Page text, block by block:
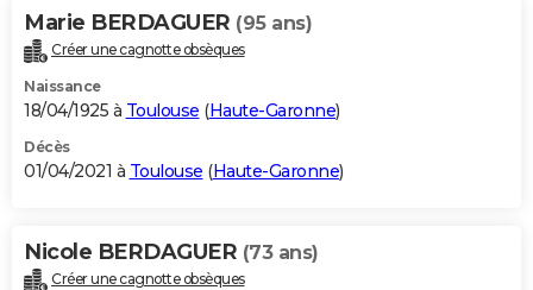
Marie BERDAGUER (95 ans)
Créer une cagnotte obsèques
Naissance
18/04/1925 à Toulouse (Haute-Garonne)
Décès
01/04/2021 à Toulouse (Haute-Garonne)
Nicole BERDAGUER (73 ans)
Créer une cagnotte obsèques